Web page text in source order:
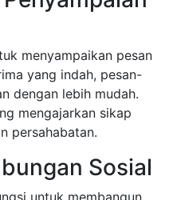
menyampaikan pesan
yang indah, pesan-
dengan lebih mudah.
mengajarkan sikap
persahabatan.
Sosial
untuk membangun